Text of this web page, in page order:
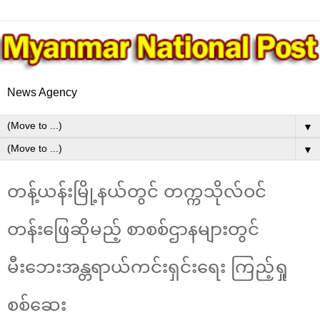
News Agency
▼
▼
တန့်ယန်းမြို့နယ်တွင် တက္ကသိုလ်ဝင်
တန်း‌ဖြေဆိုမည့် စာစစ်ဌာနများတွင်
မီးဘေးအန္တရာယ်ကင်းရှင်းရေး ကြည့်ရှု
စစ်ဆေး